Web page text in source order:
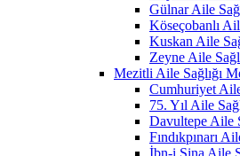
Gülnar Aile
Köseçobanlı
Kuskan Aile
Zeyne Aile
Mezitli Aile Sağlığı
Cumhuriyet
75. Yıl Aile
Davultepe Aile
Fındıkpınarı
İbn-i Sina Aile